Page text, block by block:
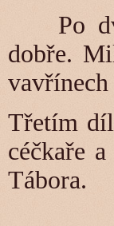
Po
dobře.
vavřínech
Třetím
céčkaře
Tábora.